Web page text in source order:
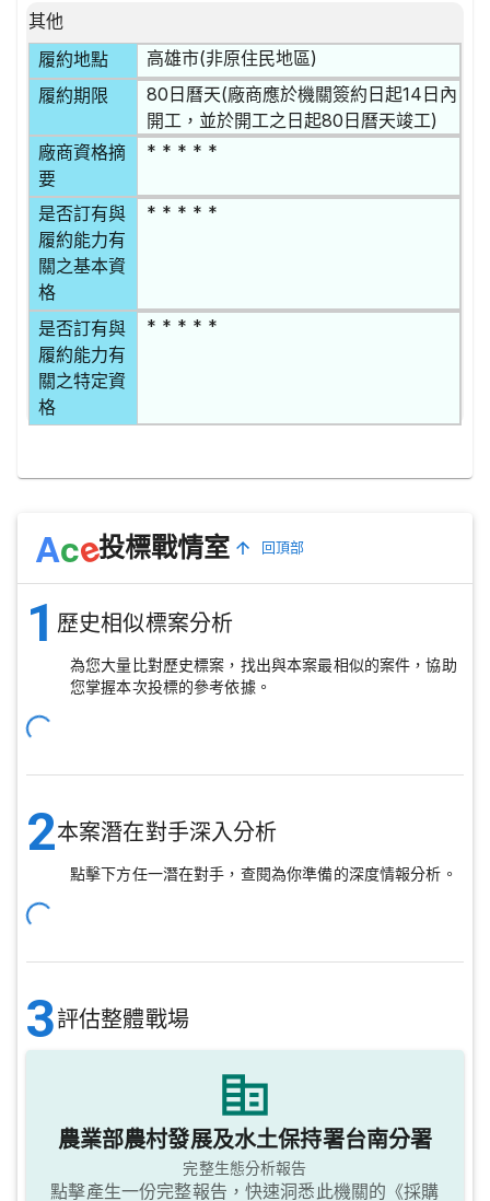
其他
履約地點
高雄市(非原住民地區)
履約期限
80日曆天(廠商應於機關簽約日起14日內
開工，並於開工之日起80日曆天竣工)
廠商資格摘
要
* * * * *
是否訂有與
履約能力有
關之基本資
格
* * * * *
是否訂有與
履約能力有
關之特定資
格
* * * * *
Ace投標戰情室 回頂部
1 歷史相似標案分析
為您大量比對歷史標案，找出與本案最相似的案件，協助
您掌握本次投標的參考依據。
2本案潛在對手深入分析
點擊下方任一潛在對手，查閱為你準備的深度情報分析。
3評估整體戰場
農業部農村發展及水土保持署台南分署
完整生態分析報告
點擊產生一份完整報告，快速洞悉此機關的《採購